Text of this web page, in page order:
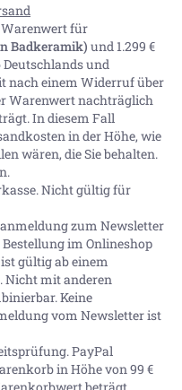
Warenwert für
Badkeramik) und 1.299 €
und
nach einem Widerruf über
Warenwert nachträglich
In diesem Fall
in der Höhe, wie
wären, die Sie behalten.
Nicht gültig für
zum Newsletter
im Onlineshop
gültig ab einem
Nicht mit anderen
Keine
vom Newsletter ist
PayPal
in Höhe von99 €